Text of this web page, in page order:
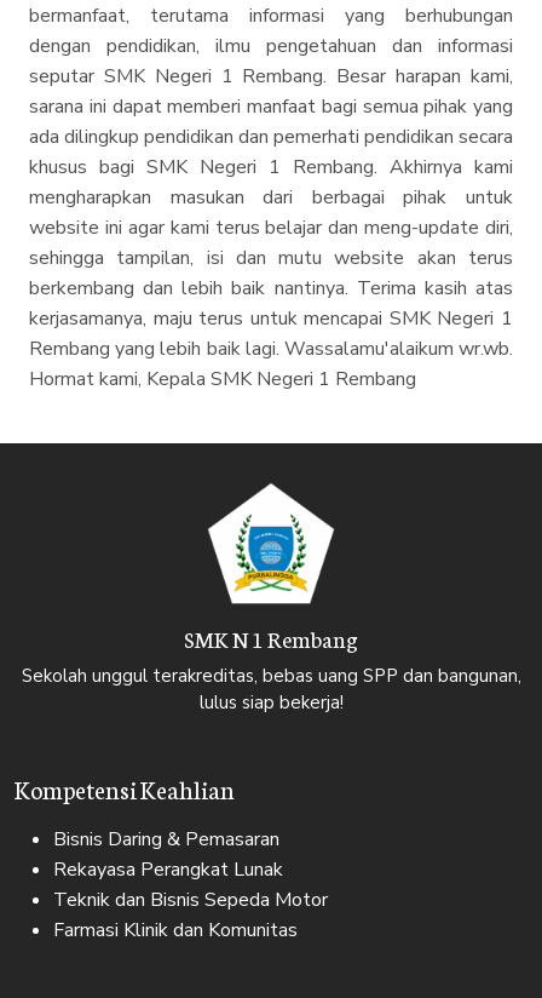
bermanfaat, terutama informasi yang berhubungan
dengan pendidikan, ilmu pengetahuan dan informasi
seputar SMK Negeri 1 Rembang. Besar harapan kami,
sarana ini dapat memberi manfaat bagi semua pihak yang
ada dilingkup pendidikan dan pemerhati pendidikan secara
khusus bagi SMK Negeri 1 Rembang. Akhirnya kami
mengharapkan masukan dari berbagai pihak untuk
website ini agar kami terus belajar dan meng-update diri,
sehingga tampilan, isi dan mutu website akan terus
berkembang dan lebih baik nantinya. Terima kasih atas
kerjasamanya, maju terus untuk mencapai SMK Negeri 1
Rembang yang lebih baik lagi. Wassalamu'alaikum wr.wb.
Hormat kami, Kepala SMK Negeri 1 Rembang
SMK N 1 Rembang
Sekolah unggul terakreditas, bebas uang SPP dan bangunan,
lulus siap bekerja!
Kompetensi Keahlian
Bisnis Daring & Pemasaran
Rekayasa Perangkat Lunak
Teknik dan Bisnis Sepeda Motor
Farmasi Klinik dan Komunitas